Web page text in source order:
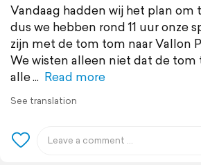
Vandaag hadden wij het plan om
dus we hebben rond 11 uur onze
zijn met de tom tom naar Vallon
We wisten alleen niet dat de tom
alle
Read more
See translation